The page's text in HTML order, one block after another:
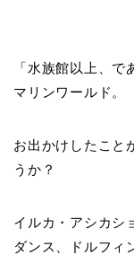
「水族館以上、
マリンワールド。
お出かけしたこと
うか？
イルカ・アシカシ
ダンス、ドルフィ